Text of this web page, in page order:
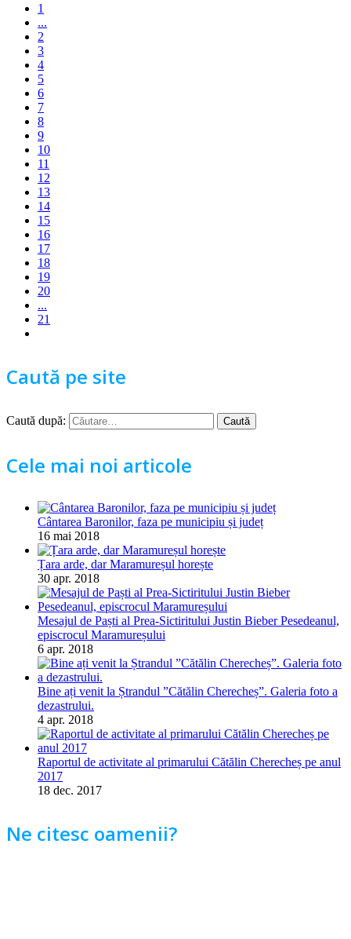
1
...
2
3
4
5
6
7
8
9
10
11
12
13
14
15
16
17
18
19
20
...
21
Caută pe site
Caută după:
Cele mai noi articole
Cântarea Baronilor, faza pe municipiu și județ
16 mai 2018
Țara arde, dar Maramureșul horește
30 apr. 2018
Mesajul de Paști al Prea-Sictiritului Justin Bieber Pesedeanul,
episcrocul Maramureșului
6 apr. 2018
Bine ați venit la Ștrandul ”Cătălin Cherecheș”. Galeria foto a
dezastrului.
4 apr. 2018
Raportul de activitate al primarului Cătălin Cherecheș pe anul
2017
18 dec. 2017
Ne citesc oamenii?